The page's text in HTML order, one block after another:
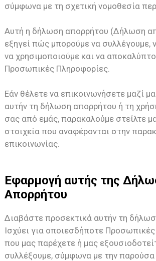
σύμφωνα με τη σχετική νομοθεσία
Αυτή η δήλωση απορρήτου (Δήλωση
εξηγεί πώς μπορούμε να συλλέγουμε,
να χρησιμοποιούμε και να
Προσωπικές Πληροφορίες.
Εάν θέλετε να επικοινωνήσετε μαζί
αυτήν τη δήλωση απορρήτου ή τη
σας από εμάς, παρακαλούμε στείλτε
στοιχεία που αναφέρονται στην
επικοινωνίας.
Εφαρμογή αυτής της
Απορρήτου
Διαβάστε προσεκτικά αυτήν τη
Ισχύει για οποιεσδήποτε
που μας παρέχετε ή μας
συλλέξουμε, σύμφωνα με την